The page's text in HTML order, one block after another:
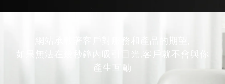
網站承載著客戶對服務和產品的期望,
如果無法在幾秒鐘內吸引目光,客戶就不會與你
產生互動